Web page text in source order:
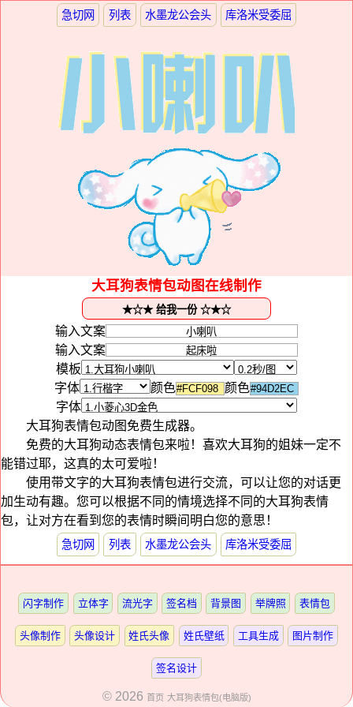
急切网 列表 水墨龙公会头 库洛米受委屈
大耳狗表情包动图在线制作
输入文案
输入文案
模板
字体
颜色
颜色
字体
大耳狗表情包动图免费生成器。
免费的大耳狗动态表情包来啦！喜欢大耳狗的姐妹一定不
能错过耶，这真的太可爱啦！
使用带文字的大耳狗表情包进行交流，可以让您的对话更
加生动有趣。您可以根据不同的情境选择不同的大耳狗表情
包，让对方在看到您的表情时瞬间明白您的意思！
急切网 列表 水墨龙公会头 库洛米受委屈
闪字制作 立体字 流光字 签名档 背景图 举牌照 表情包
头像制作 头像设计 姓氏头像 姓氏壁纸 工具生成 图片制作
签名设计
© 2026 首页 大耳狗表情包(电脑版)